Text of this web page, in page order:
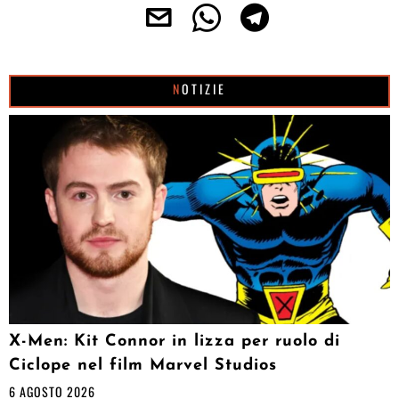
NOTIZIE
X-Men: Kit Connor in lizza per ruolo di
Ciclope nel film Marvel Studios
6 AGOSTO 2026